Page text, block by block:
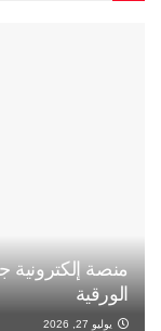
منصة إلكترونية
الورقية
يوليو 27, 2026